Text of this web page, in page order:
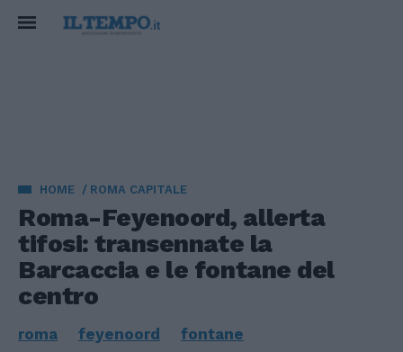
HOME ROMA CAPITALE
Roma-Feyenoord, allerta
tifosi: transennate la
Barcaccia e le fontane del
centro
roma feyenoord fontane